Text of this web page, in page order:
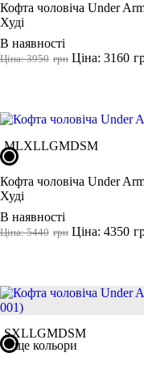
Кофта чоловіча Under
Худі
В наявності
грн
Ціна: 3950
Ціна: 3160
MLXLLGMDSM
Кофта чоловіча Under
Худі
В наявності
грн
Ціна: 5440
Ціна: 4350
SXLLGMDSM
ще кольори